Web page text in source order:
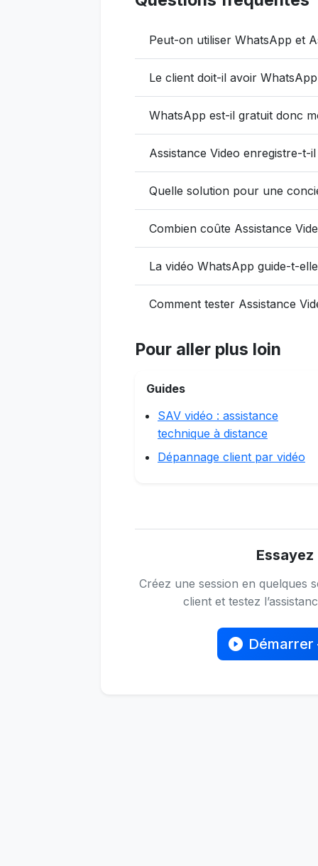
Peut-on utiliser WhatsApp et
Le client doit-il avoir
WhatsApp est-il gratuit donc
Assistance Video enregistre-t-
Quelle solution pour une
Combien coûte Assistance
La vidéo WhatsApp guide-t-
Comment tester Assistance
Pour aller plus loin
Guides
SAV vidéo : assistance
technique à distance
Dépannage client par vidéo
Créez une session en quelques
client et testez